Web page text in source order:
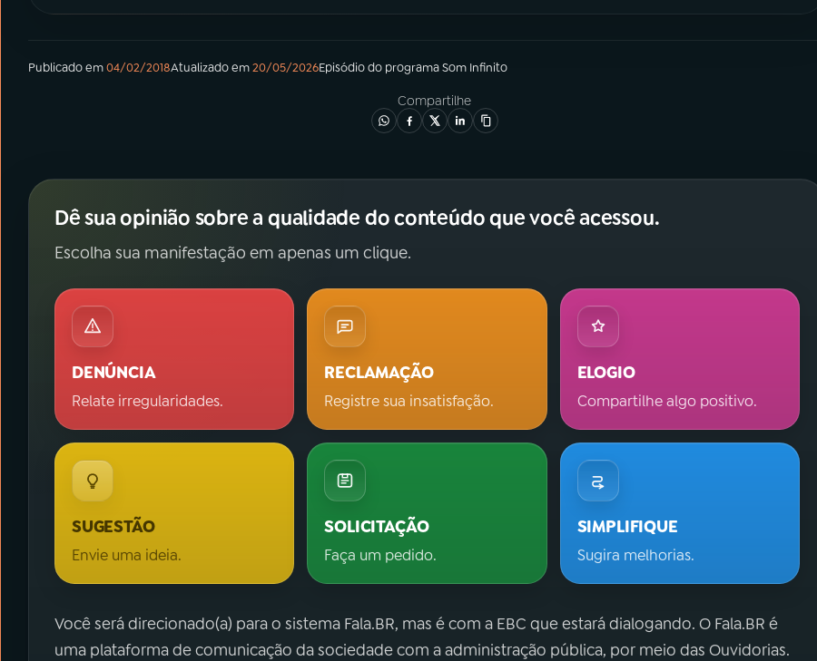
Publicado em04/02/2018Atualizado em20/05/2026Episódiodo programaSom Infinito
Compartilhe
Dê sua opinião sobre a qualidade do conteúdo que você acessou.
Escolha sua manifestação em apenas um clique.
DENÚNCIA
Relate irregularidades.
RECLAMAÇÃO
Registre sua insatisfação.
ELOGIO
Compartilhe algo positivo.
SUGESTÃO
Envie uma ideia.
SOLICITAÇÃO
Faça um pedido.
SIMPLIFIQUE
Sugira melhorias.
Você será direcionado(a) para o sistema Fala.BR, mas é com a EBC que estará dialogando. O Fala.BR é
uma plataforma de comunicação da sociedade com a administração pública, por meio das Ouvidorias.